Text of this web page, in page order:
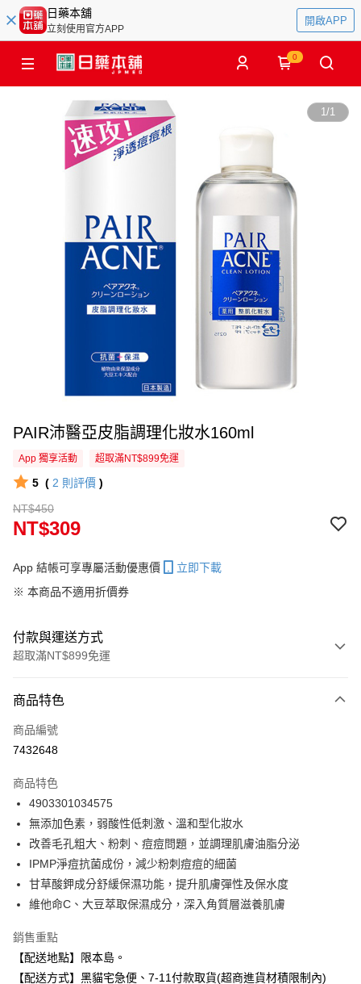
日藥本舖
立刻使用官方APP
開啟APP
0
1/1
PAIR沛醫亞皮脂調理化妝水160ml
App 獨享活動 超取滿NT$899免運
5 ( 2 則評價 )
NT$450
NT$309
App 結帳可享專屬活動優惠價
立即下載
※ 本商品不適用折價券
付款與運送方式
超取滿NT$899免運
信用卡一次付款
超商取貨付款
Apple Pay
街口支付
悠遊付
Google Pay
商品特色
商品編號
7432648
商品特色
4903301034575
無添加色素，弱酸性低刺激、溫和型化妝水
改善毛孔粗大、粉刺、痘痘問題，並調理肌膚油脂分泌
IPMP淨痘抗菌成份，減少粉刺痘痘的細菌
甘草酸鉀成分舒緩保濕功能，提升肌膚彈性及保水度
維他命C、大豆萃取保濕成分，深入角質層滋養肌膚
銷售重點
【配送地點】限本島。
【配送方式】黑貓宅急便、7-11付款取貨(超商進貨材積限制內)